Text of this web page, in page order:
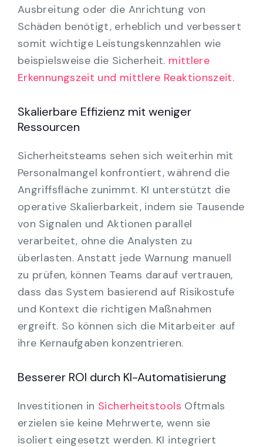
Ausbreitung oder die Anrichtung von
Schäden benötigt, erheblich und verbessert
somit wichtige Leistungskennzahlen wie
beispielsweise die Sicherheit. mittlere
Erkennungszeit und mittlere Reaktionszeit.
Skalierbare Effizienz mit weniger
Ressourcen
Sicherheitsteams sehen sich weiterhin mit
Personalmangel konfrontiert, während die
Angriffsfläche zunimmt. KI unterstützt die
operative Skalierbarkeit, indem sie Tausende
von Signalen und Aktionen parallel
verarbeitet, ohne die Analysten zu
überlasten. Anstatt jede Warnung manuell
zu prüfen, können Teams darauf vertrauen,
dass das System basierend auf Risikostufe
und Kontext die richtigen Maßnahmen
ergreift. So können sich die Mitarbeiter auf
ihre Kernaufgaben konzentrieren.
Besserer ROI durch KI-Automatisierung
Investitionen in Sicherheitstools Oftmals
erzielen sie keine Mehrwerte, wenn sie
isoliert eingesetzt werden. KI integriert